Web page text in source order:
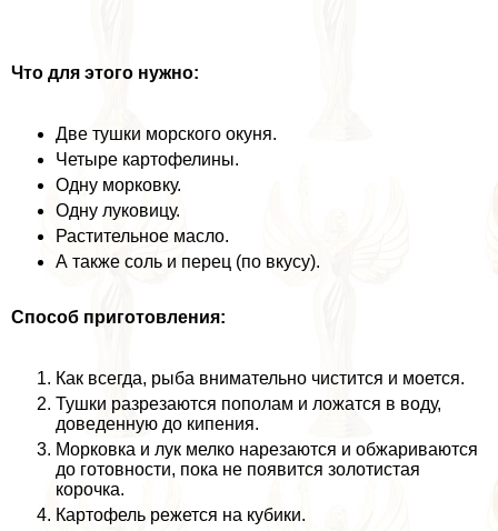
Что для этого нужно:
Две тушки морского окуня.
Четыре картофелины.
Одну морковку.
Одну луковицу.
Растительное масло.
А также соль и перец (по вкусу).
Способ приготовления:
Как всегда, рыба внимательно чистится и моется.
Тушки разрезаются пополам и ложатся в воду,
доведенную до кипения.
Морковка и лук мелко нарезаются и обжариваются
до готовности, пока не появится золотистая
корочка.
Картофель режется на кубики.